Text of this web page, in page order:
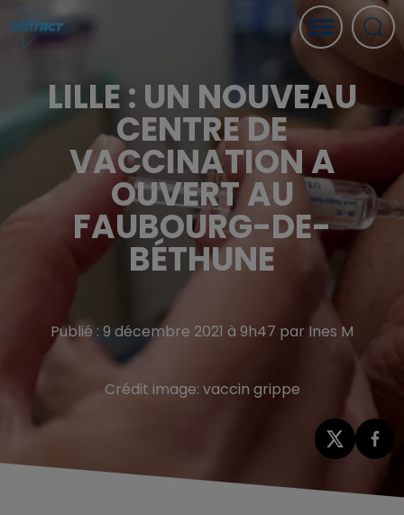
LILLE : UN NOUVEAU
CENTRE DE
VACCINATION A
OUVERT AU
FAUBOURG-DE-
BÉTHUNE
Publié : 9 décembre 2021 à 9h47 par Ines M
Crédit image: vaccin grippe